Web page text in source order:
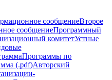
сообщениеВторое
сообщениеПрограммный
комитетУстные
Программы по
(.pdf)Авторский